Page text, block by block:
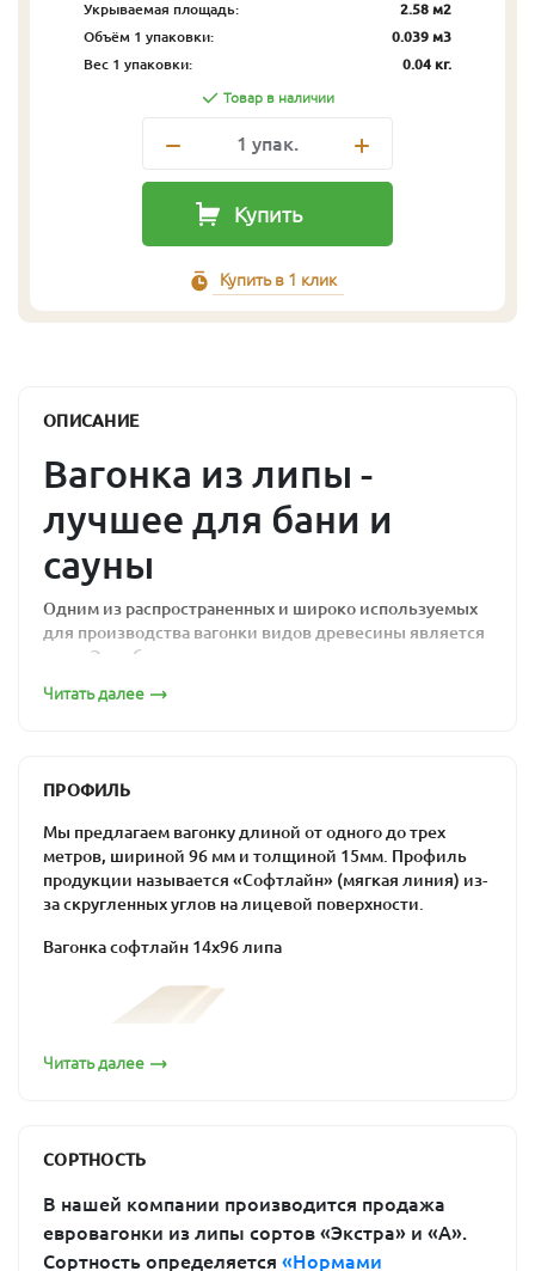
Укрываемая площадь:
2.58 м2
Объём 1 упаковки:
0.039 м3
Вес 1 упаковки:
0.04 кг.
Товар в наличии
1 упак.
Купить
Купить в 1 клик
ОПИСАНИЕ
Вагонка из липы -
лучшее для бани и
сауны
Одним из распространенных и широко используемых
для производства вагонки видов древесины является
липа. Это объясняется наличием у древесины липы
эфирные масла;
способность поддерживать в помещении
оптимальную влажность, выдерживать
перепады температур, противостоять гниению.
содержит смолу и полезна для здоровья человека.
душевой или парной. При потемнении можно легко
восстановить ее изначальный внешний вид путем
бани, пора задуматься о приобретении материала для
можете в компании «ПримаЛес». Предлагаемые
изделия производятся на современном оборудовании
по новейшим технологиям, поэтому соответствуют
Читать далее
ПРОФИЛЬ
Мы предлагаем вагонку длиной от одного до трех
метров, шириной 96 мм и толщиной 15мм. Профиль
продукции называется «Софтлайн» (мягкая линия) из-
за скругленных углов на лицевой поверхности.
Вагонка софтлайн 14х96 липа
Читать далее
СОРТНОСТЬ
В нашей компании производится продажа
евровагонки из липы сортов «Экстра» и «А».
Сортность определяется «Нормами